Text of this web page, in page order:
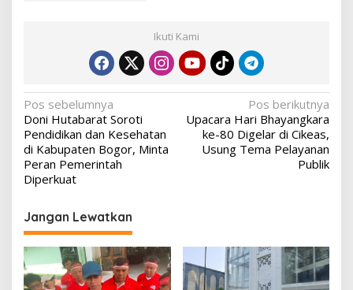
Ikuti Kami
Navigasi
pos
Pos sebelumnya
Doni Hutabarat Soroti
Pendidikan dan Kesehatan
di Kabupaten Bogor, Minta
Peran Pemerintah
Diperkuat
Pos berikutnya
Upacara Hari Bhayangkara
ke-80 Digelar di Cikeas,
Usung Tema Pelayanan
Publik
Jangan Lewatkan